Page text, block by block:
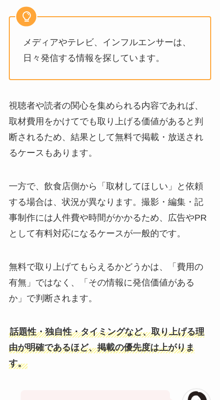
メディアやテレビ、インフルエンサーは、
日々発信する情報を探しています。
視聴者や読者の関心を集められる内容であれば、
取材費用をかけてでも取り上げる価値があると判
断されるため、結果として無料で掲載・放送され
るケースもあります。
一方で、飲食店側から「取材してほしい」と依頼
する場合は、状況が異なります。撮影・編集・記
事制作には人件費や時間がかかるため、広告やPR
として有料対応になるケースが一般的です。
無料で取り上げてもらえるかどうかは、「費用の
有無」ではなく、「その情報に発信価値がある
か」で判断されます。
話題性・独自性・タイミングなど、取り上げる理
由が明確であるほど、掲載の優先度は上がりま
す。